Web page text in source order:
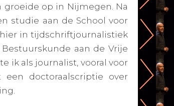
groeide op in Nijmegen. Na
studie aan de School voor
in tijdschriftjournalistiek
aan de Vrije
ik als journalist, vooral voor
doctoraalscriptie over